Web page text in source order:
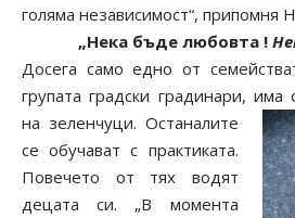
голяма независимост“, припомня
„Нека бъде любовта !
Досега само едно от
групата градски градинари, има
на зеленчуци. Останалите
се обучават с практиката.
Повечето от тях водят
децата си. „В момента